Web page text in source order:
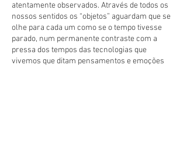
atentamente observados. Através de todos os
nossos sentidos os “objetos” aguardam que se
olhe para cada um como se o tempo tivesse
parado, num permanente contraste com a
pressa dos tempos das tecnologias que
vivemos que ditam pensamentos e emoções